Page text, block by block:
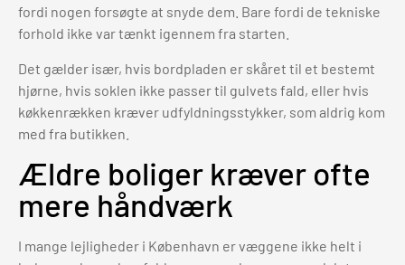
fordi nogen forsøgte at snyde dem. Bare fordi de tekniske
forhold ikke var tænkt igennem fra starten.
Det gælder især, hvis bordpladen er skåret til et bestemt
hjørne, hvis soklen ikke passer til gulvets fald, eller hvis
køkkenrækken kræver udfyldningsstykker, som aldrig kom
med fra butikken.
Ældre boliger kræver ofte
mere håndværk
I mange lejligheder i København er væggene ikke helt i